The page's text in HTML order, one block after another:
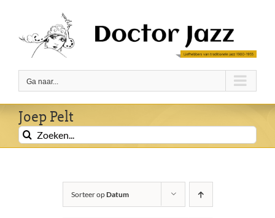
inhoud
Ga naar...
Joep Pelt
Zoeken
naar:
Sorteer opDatum